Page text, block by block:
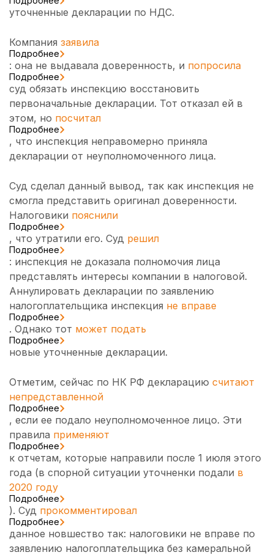
уточненные декларации по НДС.
Компания заявила
Подробнее
: она не выдавала доверенность, и попросила
Подробнее
суд обязать инспекцию восстановить
первоначальные декларации. Тот отказал ей в
этом, но посчитал
Подробнее
, что инспекция неправомерно приняла
декларации от неуполномоченного лица.
Суд сделал данный вывод, так как инспекция не
смогла представить оригинал доверенности.
Налоговики пояснили
Подробнее
, что утратили его. Суд решил
Подробнее
: инспекция не доказала полномочия лица
представлять интересы компании в налоговой.
Аннулировать декларации по заявлению
налогоплательщика инспекция не вправе
Подробнее
. Однако тот может подать
Подробнее
новые уточненные декларации.
Отметим, сейчас по НК РФ декларацию считают
непредставленной
Подробнее
, если ее подало неуполномоченное лицо. Эти
правила применяют
Подробнее
к отчетам, которые направили после 1 июля этого
года (в спорной ситуации уточненки подали в
2020 году
Подробнее
). Суд прокомментировал
Подробнее
данное новшество так: налоговики не вправе по
заявлению налогоплательщика без камеральной